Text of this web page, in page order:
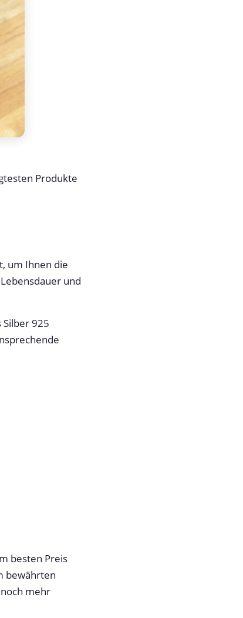
Produkte
um Ihnen die
und
925
besten Preis
bewährten
mehr